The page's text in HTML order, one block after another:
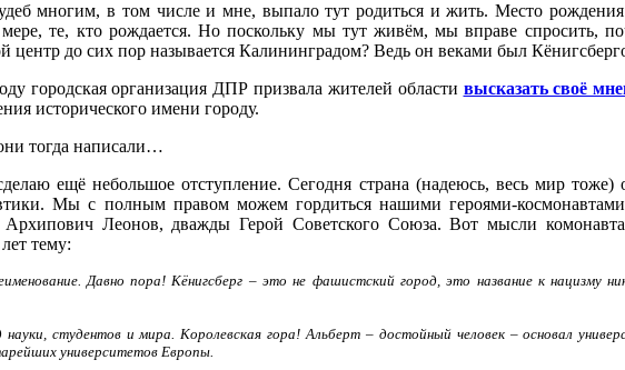
многим, в том числе и мне, выпало тут родиться и жить. Место
те, кто рождается. Но поскольку мы тут живём, мы вправе спросить,
центр до сих пор называется Калининградом? Ведь он веками был
городская организация ДПР призвала жителей области высказать своё
исторического имени городу.
тогда написали…
ещё небольшое отступление. Сегодня страна (надеюсь, весь мир тоже)
Мы с полным правом можем гордиться нашими героями-
Архипович Леонов, дважды Герой Советского Союза. Вот мысли
тему:
Давно пора! Кёнигсберг – это не фашистский город, это название к нацизму
студентов и мира. Королевская гора! Альберт – достойный человек – основал
университетов Европы.